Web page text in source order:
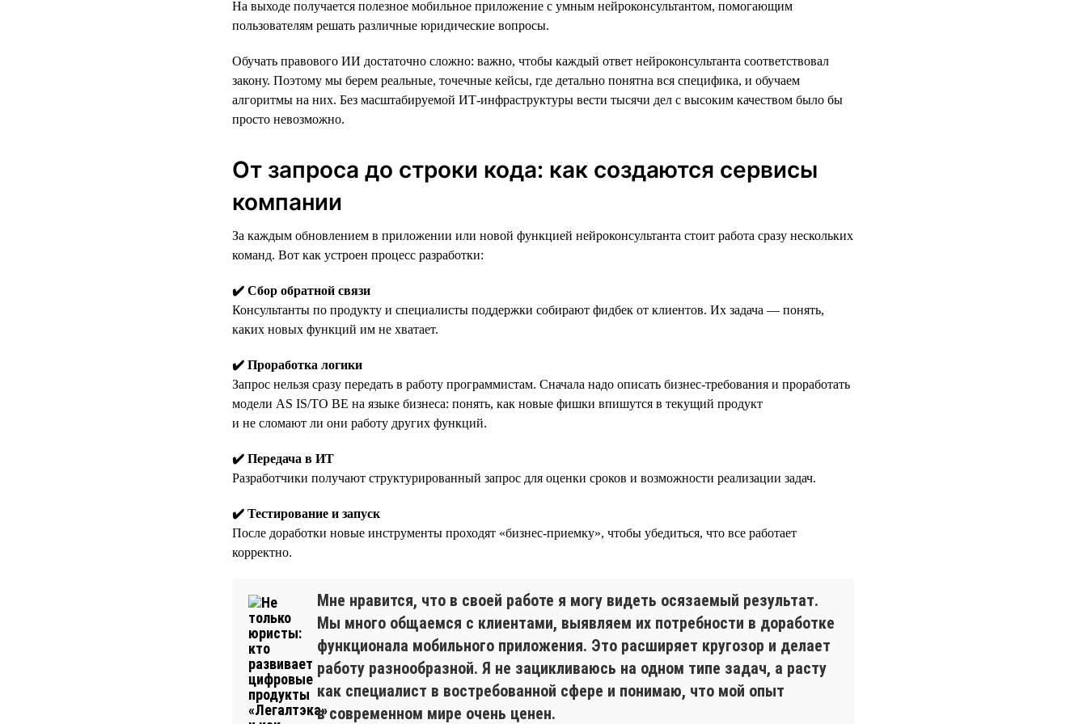
На выходе получается полезное мобильное приложение с умным нейроконсультантом, помогающим
пользователям решать различные юридические вопросы.
Обучать правового ИИ достаточно сложно: важно, чтобы каждый ответ нейроконсультанта соответствовал
закону. Поэтому мы берем реальные, точечные кейсы, где детально понятна вся специфика, и обучаем
алгоритмы на них. Без масштабируемой ИТ-инфраструктуры вести тысячи дел с высоким качеством было бы
просто невозможно.
От запроса до строки кода: как создаются сервисы
компании
За каждым обновлением в приложении или новой функцией нейроконсультанта стоит работа сразу нескольких
команд. Вот как устроен процесс разработки:
✔️ Сбор обратной связи
Консультанты по продукту и специалисты поддержки собирают фидбек от клиентов. Их задача — понять,
каких новых функций им не хватает.
✔️ Проработка логики
Запрос нельзя сразу передать в работу программистам. Сначала надо описать бизнес-требования и проработать
модели AS IS/TO BE на языке бизнеса: понять, как новые фишки впишутся в текущий продукт
и не сломают ли они работу других функций.
✔️ Передача в ИТ
Разработчики получают структурированный запрос для оценки сроков и возможности реализации задач.
✔️ Тестирование и запуск
После доработки новые инструменты проходят «бизнес-приемку», чтобы убедиться, что все работает
корректно.
Мне нравится, что в своей работе я могу видеть осязаемый результат.
Мы много общаемся с клиентами, выявляем их потребности в доработке
функционала мобильного приложения. Это расширяет кругозор и делает
работу разнообразной. Я не зацикливаюсь на одном типе задач, а расту
как специалист в востребованной сфере и понимаю, что мой опыт
в современном мире очень ценен.